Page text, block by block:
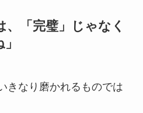
「完璧」じゃなく
きなり磨かれるものでは